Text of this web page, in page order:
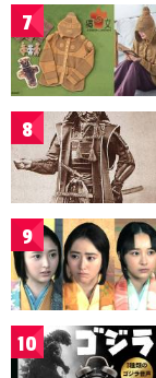
7
8
9
10